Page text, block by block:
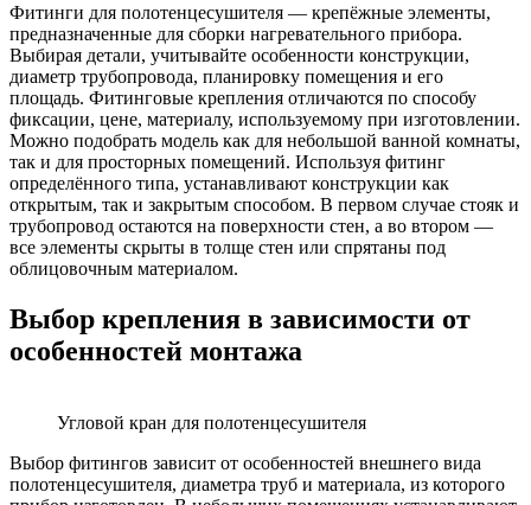
Фитинги для полотенцесушителя — крепёжные элементы,
предназначенные для сборки нагревательного прибора.
Выбирая детали, учитывайте особенности конструкции,
диаметр трубопровода, планировку помещения и его
площадь. Фитинговые крепления отличаются по способу
фиксации, цене, материалу, используемому при изготовлении.
Можно подобрать модель как для небольшой ванной комнаты,
так и для просторных помещений. Используя фитинг
определённого типа, устанавливают конструкции как
открытым, так и закрытым способом. В первом случае стояк и
трубопровод остаются на поверхности стен, а во втором —
все элементы скрыты в толще стен или спрятаны под
облицовочным материалом.
Выбор крепления в зависимости от
особенностей монтажа
Угловой кран для полотенцесушителя
Выбор фитингов зависит от особенностей внешнего вида
полотенцесушителя, диаметра труб и материала, из которого